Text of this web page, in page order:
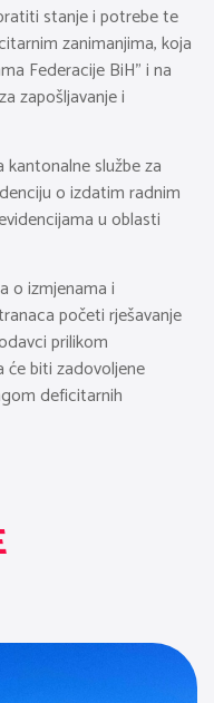
stanje i potrebe te
zanimanjima, koja
Federacije BiH” i na
zapošljavanje i
službe za
o izdatim radnim
u oblasti
o izmjenama i
početi rješavanje
prilikom
će biti zadovoljene
deficitarnih